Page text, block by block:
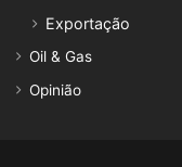
Exportação
Oil & Gas
Opinião